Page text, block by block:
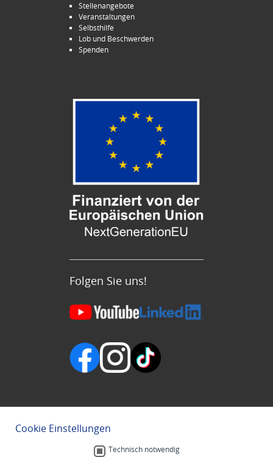
Stellenangebote
Veranstaltungen
Selbsthilfe
Lob und Beschwerden
Spenden
Folgen Sie uns!
Cookie Einstellungen
Technisch notwendig